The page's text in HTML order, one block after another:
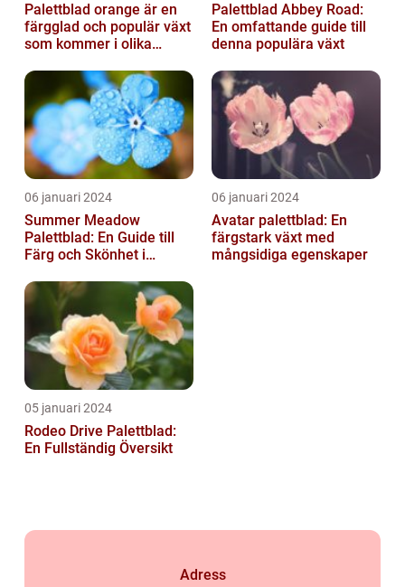
Palettblad orange är en
färgglad och populär växt
som kommer i olika
Palettblad Abbey Road:
En omfattande guide till
denna populära växt
06 januari 2024
Summer Meadow
Palettblad: En Guide till
Färg och Skönhet i
06 januari 2024
Avatar palettblad: En
färgstark växt med
mångsidiga egenskaper
05 januari 2024
Rodeo Drive Palettblad:
En Fullständig Översikt
Adress